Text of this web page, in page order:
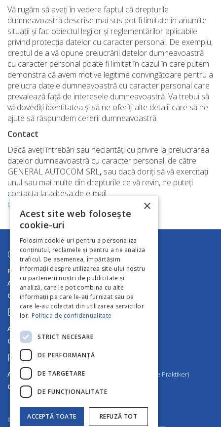
Vă rugăm să aveți în vedere faptul că drepturile
dumneavoastră descrise mai sus pot fi limitate în anumite
situații și fac obiectul legilor și reglementărilor aplicabile
privind protecția datelor cu caracter personal. De exemplu,
dreptul de a vă opune prelucrării datelor dumneavoastră
cu caracter personal poate fi limitat în cazul în care putem
demonstra că avem motive legitime convingătoare pentru a
prelucra datele dumneavoastră cu caracter personal care
prevalează față de interesele dumneavoastră. Va trebui să
vă dovediți identitatea și să ne oferiți alte detalii care să ne
ajute să răspundem cererii dumneavoastră.
Contact
Dacă aveți întrebări sau neclarități cu privire la prelucrarea
datelor dumneavoastră cu caracter personal, de către
GENERAL AUTOCOM SRL, sau dacă doriți să vă exercitați
unul sau mai multe din drepturile ce vă revin, ne puteți
contacta la adresa de e-mail
dpo.generalautocom@generalautocom.ro
General Autocom
Politica de confidențialitate
ANPC
Cookies
Buzău
Adresa:
GPS:45.183449, 26.830829
Focșani
Adresa:Calea Munteniei, Nr. 51, Focșani (vis-a-vis de Praktiker)
GPS:45.678787, 27.190052
© 2026Toate drepturile rezervate.
×
Acest site web folosește
cookie-uri
Folosim cookie-uri pentru a personaliza
conținutul, reclamele și pentru a ne analiza
traficul. De asemenea, împărtășim
informații despre utilizarea site-ului nostru
cu partenerii noștri de publicitate și
analiză, care le pot combina cu alte
informații pe care le-ați furnizat sau pe
care le-au colectat din utilizarea serviciilor
lor. Politica de confidențialitate
STRICT NECESARE
DE PERFORMANȚĂ
DE TARGETARE
DE FUNCŢIONALITATE
ACCEPTĂ TOATE REFUZĂ TOT